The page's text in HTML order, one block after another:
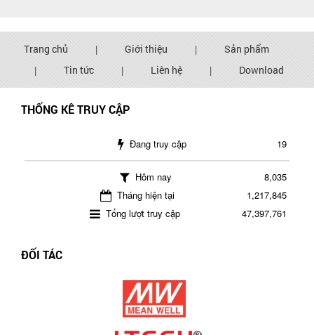
Trang chủ | Giới thiệu |
Sản phẩm
|
Tin tức | Liên hệ | Download
THỐNG KÊ TRUY CẬP
Đang truy cập 19
Hôm nay
8,035
Tháng hiện tại
1,217,845
Tổng lượt truy cập
47,397,761
ĐỐI TÁC